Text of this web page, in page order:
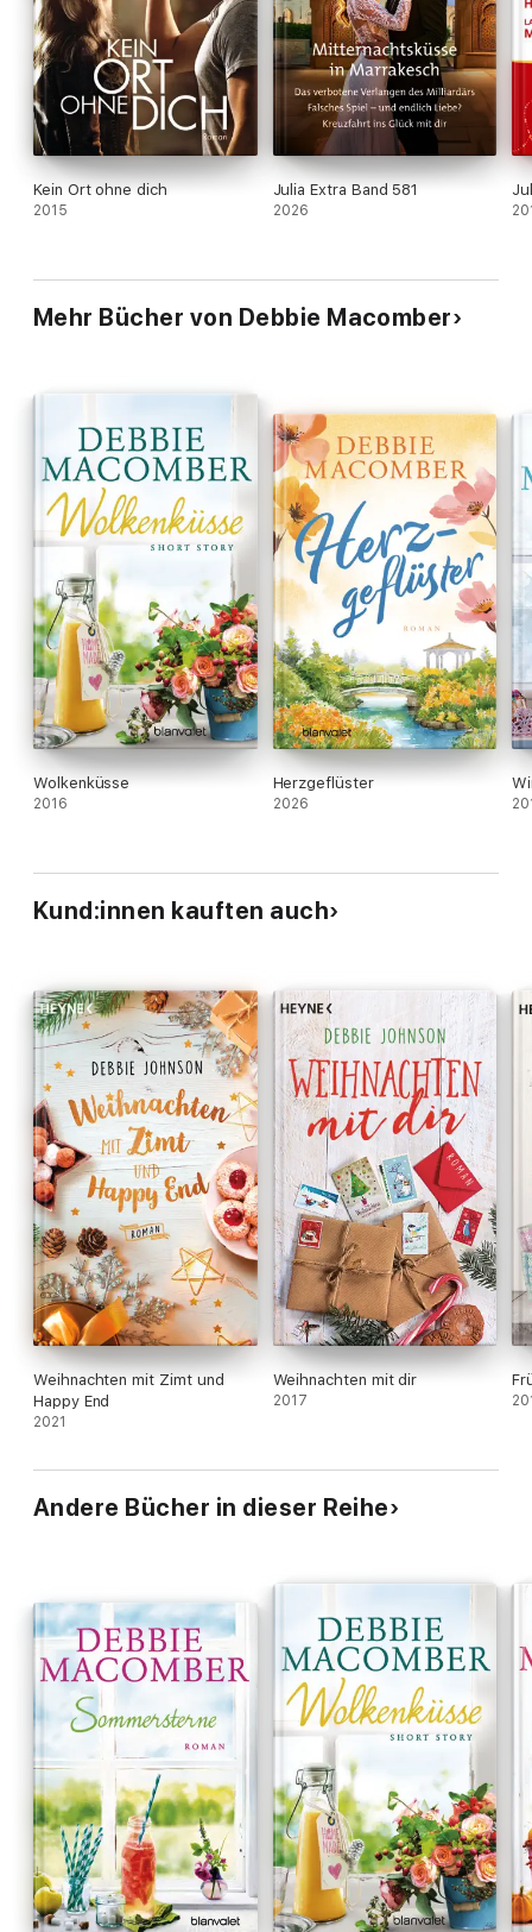
Kein Ort ohne dich
2015
Julia Extra Band 581
2026
Mehr Bücher von Debbie Macomber
Wolkenküsse
2016
Herzgeflüster
2026
Kund:innen kauften auch
Weihnachten mit Zimt und
Happy End
2021
Weihnachten mit dir
2017
Andere Bücher in dieser Reihe